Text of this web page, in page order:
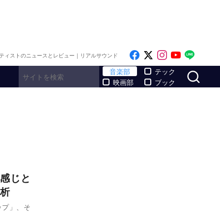
ィストのニュースとレビュー｜リアルサウンド Like on Facebook
Follow on x
Follow on
Follow
音楽部
映画部
テック
ブック
じと
」、そ